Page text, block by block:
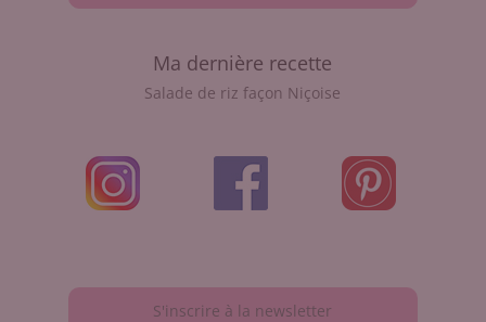
Ma dernière recette
Salade de riz façon Niçoise
S'inscrire à la newsletter